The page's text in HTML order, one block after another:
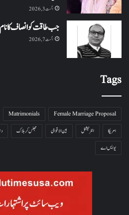
اگست 3, 2026
جب طاقت کو انصاف کا
اگست 7, 2026
Tags
Female Marriage Proposal
Matrimonials
امریکا
انٹرنیشنل بین الاقوامی جھلس کر ہلاک
یو ایس اے